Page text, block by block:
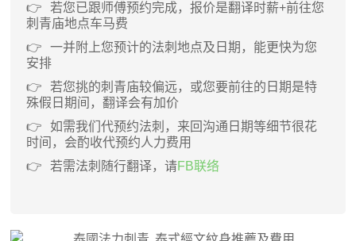
若您已跟师傅预约完成，报价是翻译时薪+前往您
刺青庙地点车马费
一并附上您预计的法刺地点及日期，能更快为您
安排
若您挑的刺青庙较偏远，或您要前往的日期是特
殊假日期间，翻译会有加价
如需我们代预约法刺，来回沟通日期等细节很花
时间，会酌收代预约人力费用
若需法刺随行翻译，请FB联络